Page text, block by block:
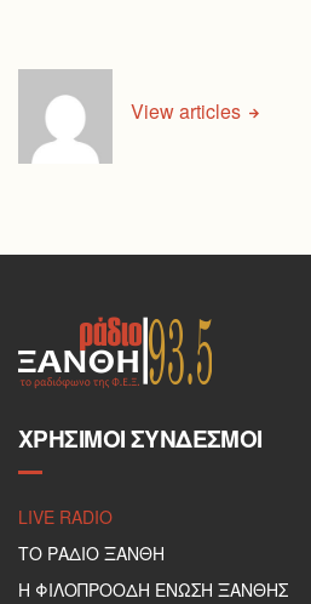
View articles
ΧΡΉΣΙΜΟΙ ΣΎΝΔΕΣΜΟΙ
LIVE RADIO
ΤΟ ΡΑΔΙΟ ΞΑΝΘΗ
Η ΦΙΛΟΠΡΟΟΔΗ ΕΝΩΣΗ ΞΑΝΘΗΣ